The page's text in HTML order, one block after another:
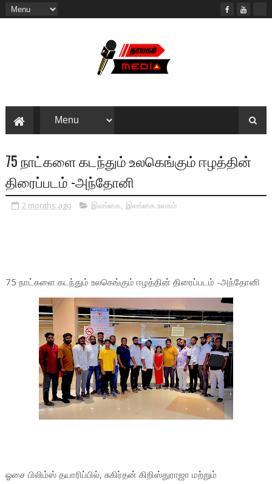
75 நாட்களை கடந்தும் உலகெங்கும் ஈழத்தின்
திரைப்படம் -அந்தோனி
2 months ago இலங்கை, இலங்கை.உலகம்
75 நாட்களை கடந்தும் உலகெங்கும் ஈழத்தின் திரைப்படம் -அந்தோனி
ஓசை பிலிம்ஸ் தயாரிப்பில், சுகிர்தன் கிறிஸ்துராஜா மற்றும்